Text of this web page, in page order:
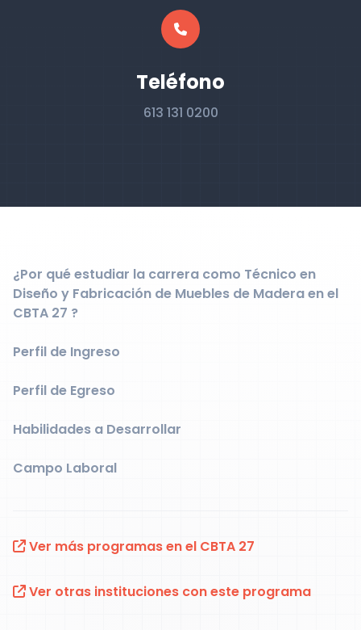
Teléfono
613 131 0200
¿Por qué estudiar la carrera como Técnico en
Diseño y Fabricación de Muebles de Madera en el
CBTA 27 ?
Perfil de Ingreso
Perfil de Egreso
Habilidades a Desarrollar
Campo Laboral
Ver más programas en el CBTA 27
Ver otras instituciones con este programa